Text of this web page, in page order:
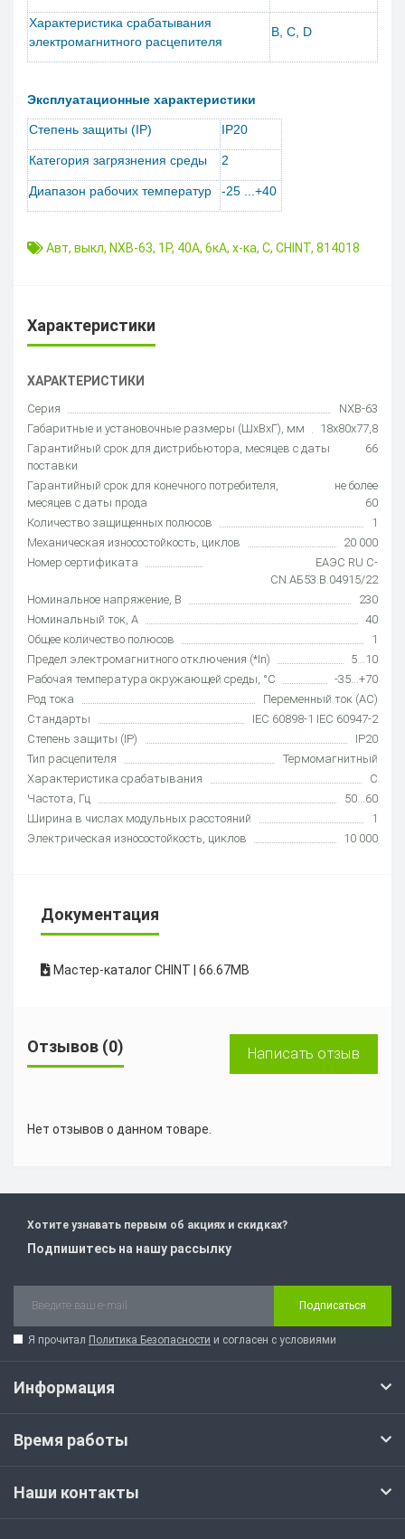
Характеристика срабатывания
электромагнитного расцепителя
B, C, D
Эксплуатационные характеристики
Степень защиты (IP) IP20
Категория загрязнения среды 2
Диапазон рабочих температур -25 ...+40
Авт, выкл, NXB-63, 1P, 40A, 6кА, х-ка, C, CHINT, 814018
Характеристики
ХАРАКТЕРИСТИКИ
Серия
NXB-63
Габаритные и установочные размеры (ШхВхГ), мм
18х80х77,8
Гарантийный срок для дистрибьютора, месяцев с даты
поставки
66
Гарантийный срок для конечного потребителя,
месяцев с даты прода
не более
60
Количество защищенных полюсов
1
Механическая износостойкость, циклов
20 000
Номер сертификата
ЕАЭС RU С-
CN.АБ53.В.04915/22
Номинальное напряжение, В
230
Номинальный ток, А
40
Общее количество полюсов
1
Предел электромагнитного отключения (*In)
5...10
Рабочая температура окружающей среды, °C
-35…+70
Род тока
Переменный ток (AC)
Стандарты
IEC 60898-1 IEC 60947-2
Степень защиты (IP)
IP20
Тип расцепителя
Термомагнитный
Характеристика срабатывания
C
Частота, Гц
50...60
Ширина в числах модульных расстояний
1
Электрическая износостойкость, циклов
10 000
Документация
Мастер-каталог CHINT | 66.67MB
Отзывов (0) Написать отзыв
Нет отзывов о данном товаре.
Хотите узнавать первым об акциях и скидках?
Подпишитесь на нашу рассылку
Подписаться
Я прочитал Политика Безопасности и согласен с условиями
Информация
Время работы
Наши контакты